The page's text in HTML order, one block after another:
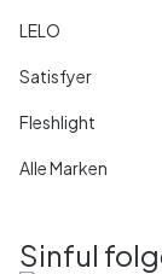
LELO
Satisfyer
Fleshlight
Alle Marken
Sinful